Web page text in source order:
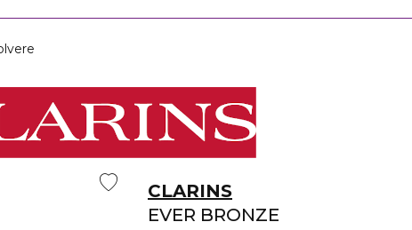
CLARINS
EVER BRONZE